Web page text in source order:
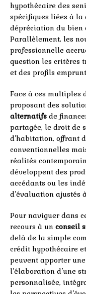
hypothécaire des
spécifiques liées à la
dépréciation du bien
Parallèlement, les
professionnelle
question les critères
et des profils
Face à ces multiples
proposant des
alternatifs de
partagée, le droit de
d’habitation, offrant
conventionnelles
réalités
développent des
accédants ou les
d’évaluation ajustés
Pour naviguer dans
recours à un conseil
delà de la simple
crédit hypothécaire
peuvent apporter
l’élaboration d’une
personnalisée,